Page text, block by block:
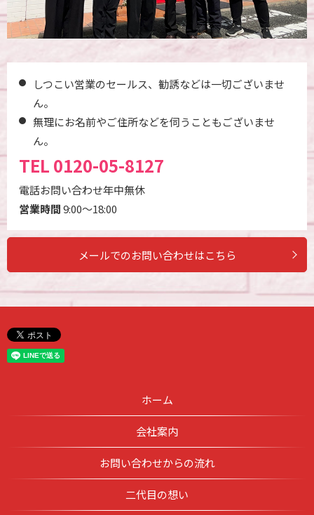
しつこい営業のセールス、勧誘などは一切ございませ
ん。
無理にお名前やご住所などを伺うこともございませ
ん。
TEL 0120-05-8127
電話お問い合わせ年中無休
営業時間9:00～18:00
メールでのお問い合わせはこちら
ホーム
会社案内
お問い合わせからの流れ
二代目の想い